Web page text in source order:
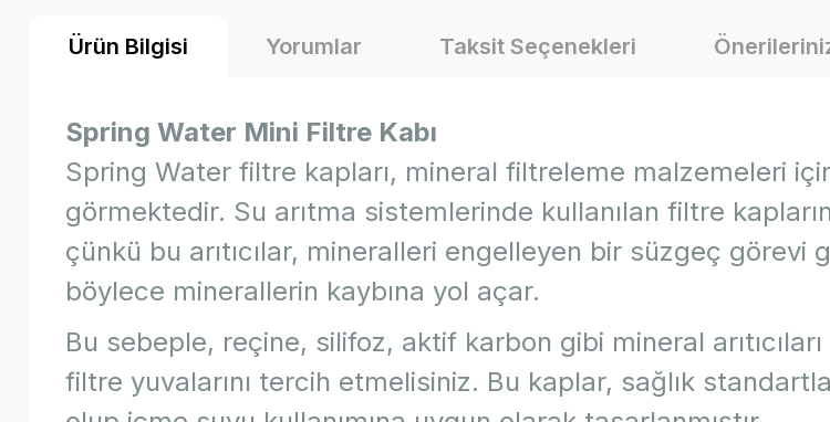
Ürün Bilgisi Yorumlar Taksit Seçenekleri
Spring Water Mini Filtre Kabı
Spring Water filtre kapları, mineral filtreleme malzemeleri
görmektedir. Su arıtma sistemlerinde kullanılan filtre
çünkü bu arıtıcılar, mineralleri engelleyen bir süzgeç
böylece minerallerin kaybına yol açar.
Bu sebeple, reçine, silifoz, aktif karbon gibi mineral
filtre yuvalarını tercih etmelisiniz. Bu kaplar, sağlık